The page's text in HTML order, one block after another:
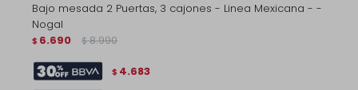
Bajo mesada 2 Puertas, 3 cajones - Linea Mexicana - -
Nogal
$ 6.690 $ 8.990
$ 4.683